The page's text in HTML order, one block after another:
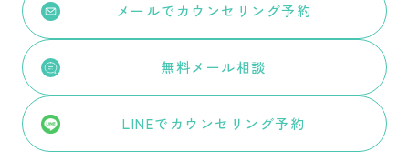
メールでカウンセリング予約
無料メール相談
LINEでカウンセリング予約